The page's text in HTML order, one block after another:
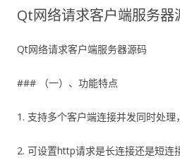
Qt网络请求客户端服务器
Qt网络请求客户端服务器源码
### （一）、功能特点
1. 支持多个客户端连接并发同时处理，
2. 可设置http请求是长连接还是短连